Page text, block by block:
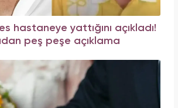
hastaneye yattığını açıkladı!
peş peşe açıklama